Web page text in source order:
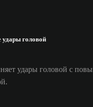
удары головой
удары головой с